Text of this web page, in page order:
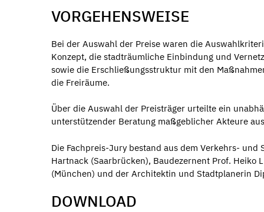
VORGEHENSWEISE
Bei der Auswahl der Preise waren die
Konzept, die stadträumliche Einbindung und
sowie die Erschließungsstruktur mit den
die Freiräume.
Über die Auswahl der Preisträger urteilte ein
unterstützender Beratung maßgeblicher Akteure
Die Fachpreis-Jury bestand aus dem Verkehrs-
Hartnack (Saarbrücken), Baudezernent Prof. Heiko
(München) und der Architektin und Stadtplanerin
DOWNLOAD